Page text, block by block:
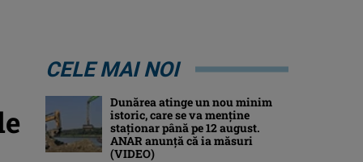
CELE MAI NOI
Dunărea atinge un nou minim
istoric, care se va menține
staționar până pe 12 august.
ANAR anunță că ia măsuri
(VIDEO)